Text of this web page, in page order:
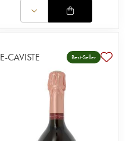
E-CAVISTE Best-Seller